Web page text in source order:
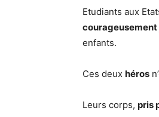
Etudiants aux
courageusement
enfants.
Ces deux héros
Leurs corps, pris